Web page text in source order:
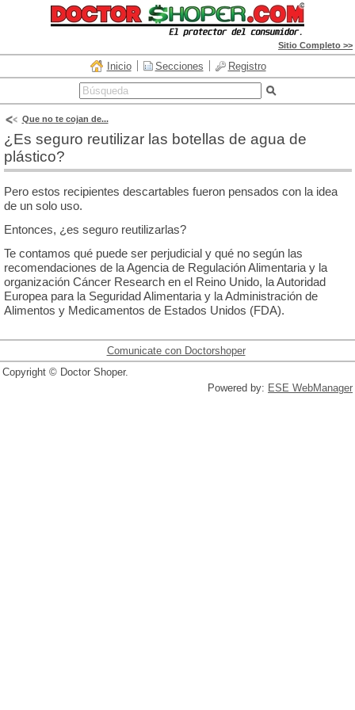
Sitio Completo >>
Inicio Secciones Registro
Que no te cojan de...
¿Es seguro reutilizar las botellas de agua de
plástico?
Pero estos recipientes descartables fueron pensados con la idea
de un solo uso.
Entonces, ¿es seguro reutilizarlas?
Te contamos qué puede ser perjudicial y qué no según las
recomendaciones de la Agencia de Regulación Alimentaria y la
organización Cáncer Research en el Reino Unido, la Autoridad
Europea para la Seguridad Alimentaria y la Administración de
Alimentos y Medicamentos de Estados Unidos (FDA).
Comunicate con Doctorshoper
Copyright © Doctor Shoper.
Powered by: ESE WebManager